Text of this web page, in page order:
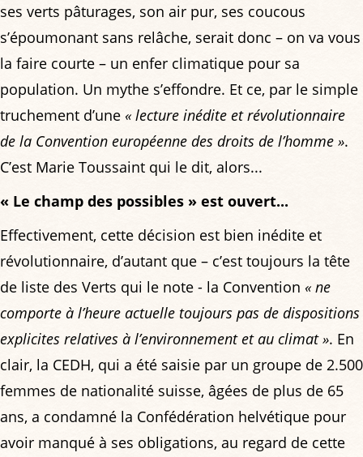
ses verts pâturages, son air pur, ses coucous
s’époumonant sans relâche, serait donc – on va vous
la faire courte – un enfer climatique pour sa
population. Un mythe s’effondre. Et ce, par le simple
truchement d’une « lecture inédite et révolutionnaire
de la Convention européenne des droits de l’homme ».
C’est Marie Toussaint qui le dit, alors...
« Le champ des possibles » est ouvert...
Effectivement, cette décision est bien inédite et
révolutionnaire, d’autant que – c’est toujours la tête
de liste des Verts qui le note - la Convention « ne
comporte à l’heure actuelle toujours pas de dispositions
explicites relatives à l’environnement et au climat ». En
clair, la CEDH, qui a été saisie par un groupe de 2.500
femmes de nationalité suisse, âgées de plus de 65
ans, a condamné la Confédération helvétique pour
avoir manqué à ses obligations, au regard de cette